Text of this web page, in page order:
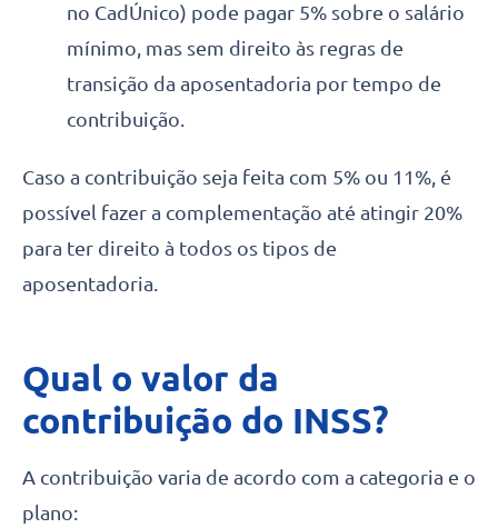
no CadÚnico) pode pagar 5% sobre o salário
mínimo, mas sem direito às regras de
transição da aposentadoria por tempo de
contribuição.
Caso a contribuição seja feita com 5% ou 11%, é
possível fazer a complementação até atingir 20%
para ter direito à todos os tipos de
aposentadoria.
Qual o valor da
contribuição do INSS?
A contribuição varia de acordo com a categoria e o
plano: